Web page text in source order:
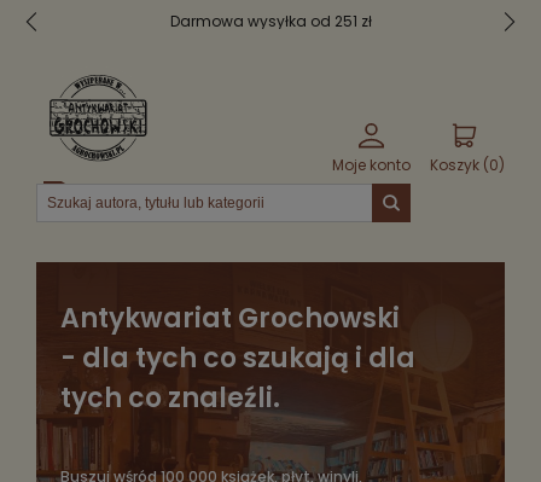
Bezpieczne pakowanie
Moje konto Koszyk (0)
Menu
Antykwariat Grochowski
- dla tych co szukają i dla
tych co znaleźli.
Buszuj wśród 100 000 książek, płyt, winyli,